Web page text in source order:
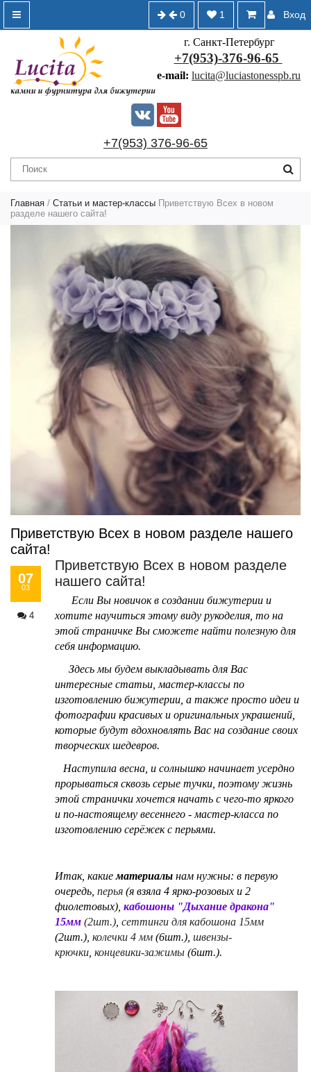
Вход
1
0
г. Санкт-Петербург
+7(953)-376-96-65
e-mail: lucita@luciastonesspb.ru
+7(953) 376-96-65
Главная / Статьи и мастер-классы Приветствую Всех в новом
разделе нашего сайта!
Приветствую Всех в новом разделе нашего
сайта!
07
03
4
Приветствую Всех в новом разделе
нашего сайта!
Если Вы новичок в создании бижутерии и
хотите научиться этому виду рукоделия, то на
этой страничке Вы сможете найти полезную для
себя информацию.
Здесь мы будем выкладывать для Вас
интересные статьи, мастер-классы по
изготовлению бижутерии, а также просто идеи и
фотографии красивых и оригинальных украшений,
которые будут вдохновлять Вас на создание своих
творческих шедевров.
Наступила весна, и солнышко начинает усердно
прорываться сквозь серые тучки, поэтому жизнь
этой странички хочется начать с чего-то яркого
и по-настоящему весеннего - мастер-класса по
изготовлению серёжек с перьями.
Итак, какиематериалы нам нужны: в первую
очередь, перья (я взяла 4 ярко-розовых и 2
фиолетовых), кабошоны "Дыхание дракона"
15мм (2шт.) сеттинги для кабошона 15мм
(2шт.), колечки 4 мм (6шт.), швензы-
крючки концевики-зажимы (6шт.).